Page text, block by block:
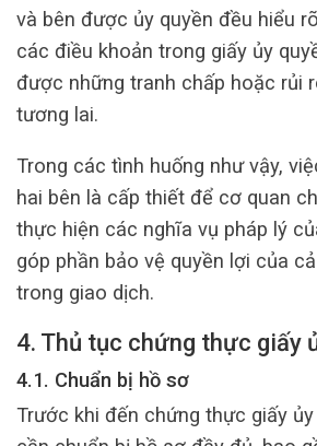
và bên được ủy quyền đều hiểu
các điều khoản trong giấy ủy
được những tranh chấp hoặc rủi
tương lai.
Trong các tình huống như vậy,
hai bên là cấp thiết để cơ quan
thực hiện các nghĩa vụ pháp lý
góp phần bảo vệ quyền lợi của
trong giao dịch.
4. Thủ tục chứng thực giấy
4.1. Chuẩn bị hồ sơ
Trước khi đến chứng thực giấy